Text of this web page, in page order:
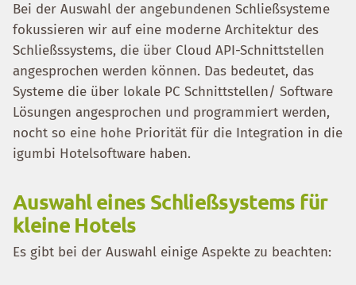
Bei der Auswahl der angebundenen Schließsysteme
fokussieren wir auf eine moderne Architektur des
Schließssystems, die über Cloud API-Schnittstellen
angesprochen werden können. Das bedeutet, das
Systeme die über lokale PC Schnittstellen/ Software
Lösungen angesprochen und programmiert werden,
nocht so eine hohe Priorität für die Integration in die
igumbi Hotelsoftware haben.
Auswahl eines Schließsystems für
kleine Hotels
Es gibt bei der Auswahl einige Aspekte zu beachten: